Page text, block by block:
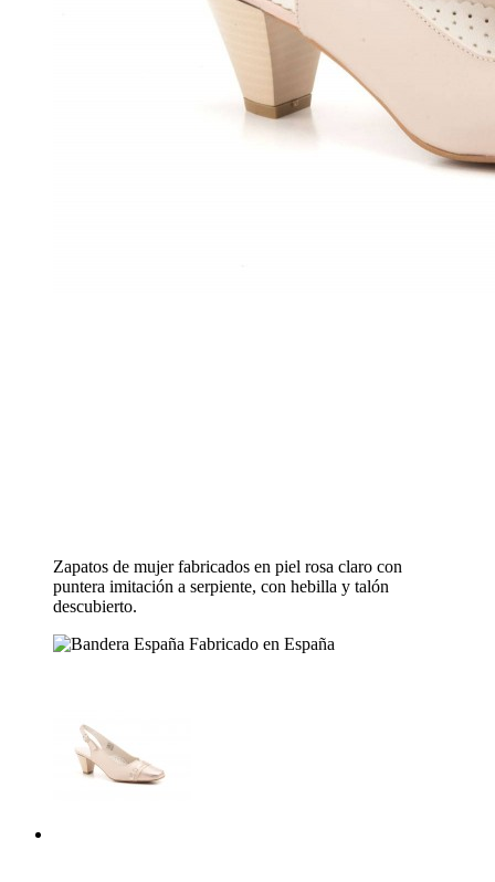
Zapatos de mujer fabricados en piel rosa claro con
puntera imitación a serpiente, con hebilla y talón
descubierto.
Fabricado en España